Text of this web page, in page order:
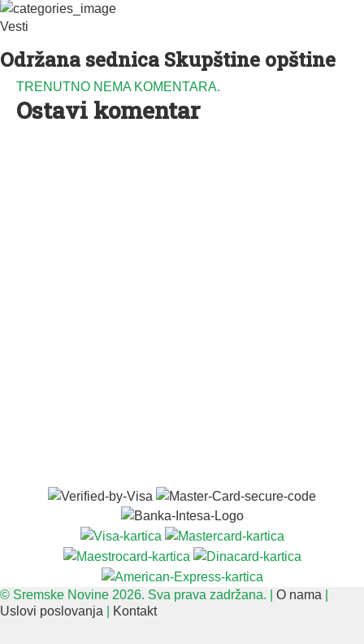
Vesti
Održana sednica Skupštine opštine
TRENUTNO NEMA KOMENTARA.
Ostavi komentar
© Sremske Novine 2026. Sva prava zadržana. | O nama
Uslovi poslovanja
Kontakt